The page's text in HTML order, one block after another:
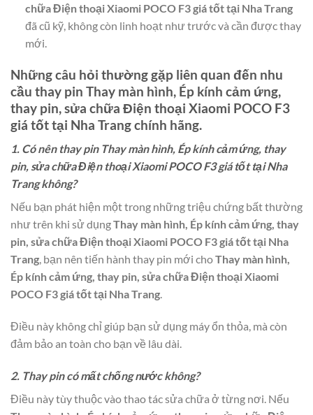
chữa Điện thoại Xiaomi POCO F3 giá tốt tại Nha Trang
đã cũ kỹ, không còn linh hoạt như trước và cần được thay
mới.
Những câu hỏi thường gặp liên quan đến nhu
cầu thay pin Thay màn hình, Ép kính cảm ứng,
thay pin, sửa chữa Điện thoại Xiaomi POCO F3
giá tốt tại Nha Trangchính hãng.
1. Có nên thay pin Thay màn hình, Ép kính cảm ứng, thay
pin, sửa chữa Điện thoại Xiaomi POCO F3 giá tốt tại Nha
Trang không?
Nếu bạn phát hiện một trong những triệu chứng bất thường
như trên khi sử dụngThay màn hình, Ép kính cảm ứng, thay
pin, sửa chữa Điện thoại Xiaomi POCO F3 giá tốt tại Nha
Trang, bạn nên tiến hành thay pin mới choThay màn hình,
Ép kính cảm ứng, thay pin, sửa chữa Điện thoại Xiaomi
POCO F3 giá tốt tại Nha Trang.
Điều này không chỉ giúp bạn sử dụng máy ổn thỏa, mà còn
đảm bảo an toàn cho bạn về lâu dài.
2. Thay pin có mất chống nước không?
Điều này tùy thuộc vào thao tác sửa chữa ở từng nơi. Nếu